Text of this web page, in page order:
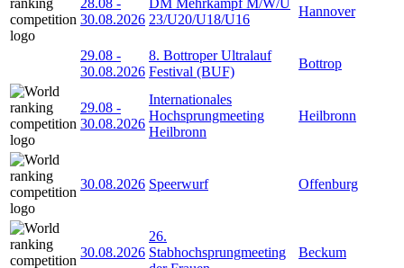
30.08.2026 23/U20/U18/U16
Hannover
29.08 -
30.08.2026
8. Bottroper Ultralauf
Festival (BUF)
Bottrop
29.08 -
30.08.2026
Internationales
Hochsprungmeeting
Heilbronn
Heilbronn
30.08.2026 Speerwurf Offenburg
30.08.2026
26.
Stabhochsprungmeeting
Beckum